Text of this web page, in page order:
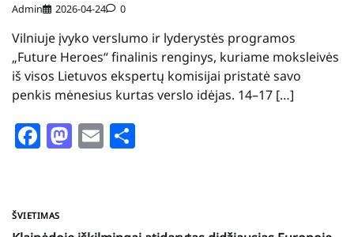
Admin 2026-04-24 0
Vilniuje įvyko verslumo ir lyderystės programos
„Future Heroes“ finalinis renginys, kuriame moksleivės
iš visos Lietuvos ekspertų komisijai pristatė savo
penkis mėnesius kurtas verslo idėjas. 14–17 […]
Facebook
Mastodon
Email
ŠVIETIMAS